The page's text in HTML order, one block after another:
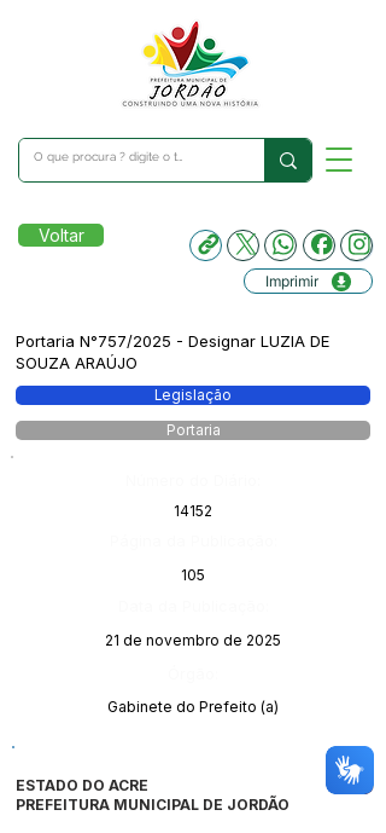
Voltar
Imprimir
Portaria N°757/2025 - Designar LUZIA DE
SOUZA ARAÚJO
Legislação
Portaria
14152
105
21 de novembro de 2025
Gabinete do Prefeito (a)
ESTADO DO ACRE
PREFEITURA MUNICIPAL DE JORDÃO